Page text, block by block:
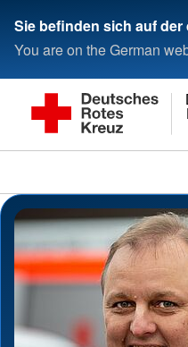
Sie befinden sich auf
You are on the German